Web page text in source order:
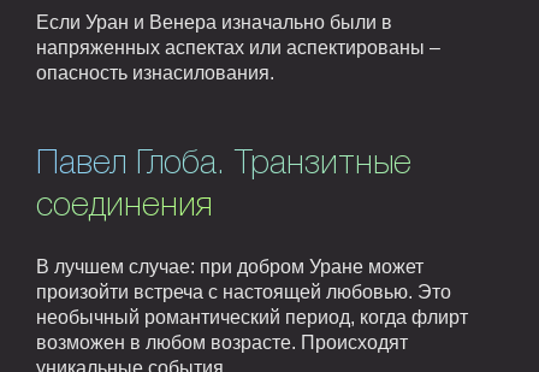
Если Уран и Венера изначально были в
напряженных аспектах или аспектированы –
опасность изнасилования.
Павел Глоба. Транзитные
соединения
В лучшем случае: при добром Уране может
произойти встреча с настоящей любовью. Это
необычный романтический период, когда флирт
возможен в любом возрасте. Происходят
уникальные события.